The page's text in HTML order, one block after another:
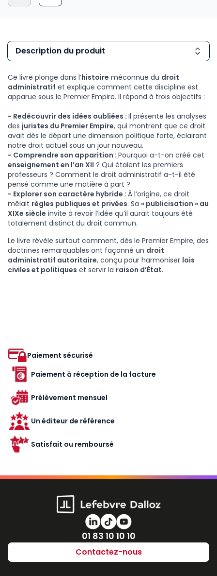
Description du produit
Ce livre plonge dans l’histoire méconnue du droit
administratif et explique comment cette discipline est
apparue sous le Premier Empire. Il répond à trois objectifs :
- Redécouvrir des idées oubliées : Il présente les analyses
des juristes du Premier Empire, qui montrent que ce droit
avait dès le départ une dimension politique forte, éclairant
notre droit actuel sous un jour nouveau.
- Comprendre son apparition : Pourquoi a-t-on créé cet
enseignement en l’an XII ? Qui étaient les premiers
professeurs ? Comment le droit administratif a-t-il été
pensé comme une matière à part ?
- Explorer son caractère hybride : À l’origine, ce droit
mêlait règles publiques et privées. Sa « publicisation » au
XIXe siècle invite à revoir l’idée qu’il aurait toujours été
totalement distinct du droit commun.
Le livre révèle surtout comment, dès le Premier Empire, des
doctrines remarquables ont façonné un droit
administratif autoritaire, conçu pour harmoniser lois
civiles et politiques et servir la raison d’État.
Paiement sécurisé
Paiement à réception de la facture
Prélèvement mensuel
Un éditeur de référence
Satisfait ou remboursé
Numéro de téléphone
01 83 10 10 10
Contactez-nous